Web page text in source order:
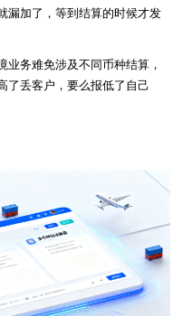
漏加了，等到结算的时候才发
务难免涉及不同币种结算，
了丢客户，要么报低了自己